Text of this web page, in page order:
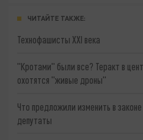
ЧИТАЙТЕ ТАКЖЕ:
Технофашисты XXI века
"Кротами" были все? Теракт в
охотятся "живые дроны"
Что предложили изменить в
депутаты